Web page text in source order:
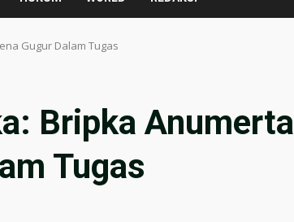
Gugur Dalam Tugas
Bripka Anumerta
Tugas